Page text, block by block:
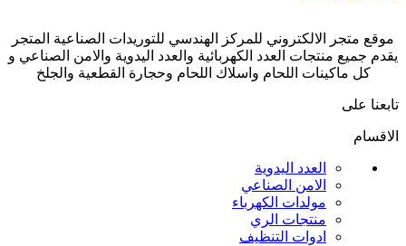
موقع متجر الالكتروني للمركز الهندسي للتوريدات الصناعية المتجر
يقدم جميع منتجات العدد الكهربائية والعدد اليدوية والامن الصناعي و
كل ماكينات اللحام واسلاك اللحام وحجارة القطعية والجلخ
تابعنا على
الاقسام
العدد اليدوية
الامن الصناعي
مولدات الكهرباء
منتجات الري
ادوات التنظيف